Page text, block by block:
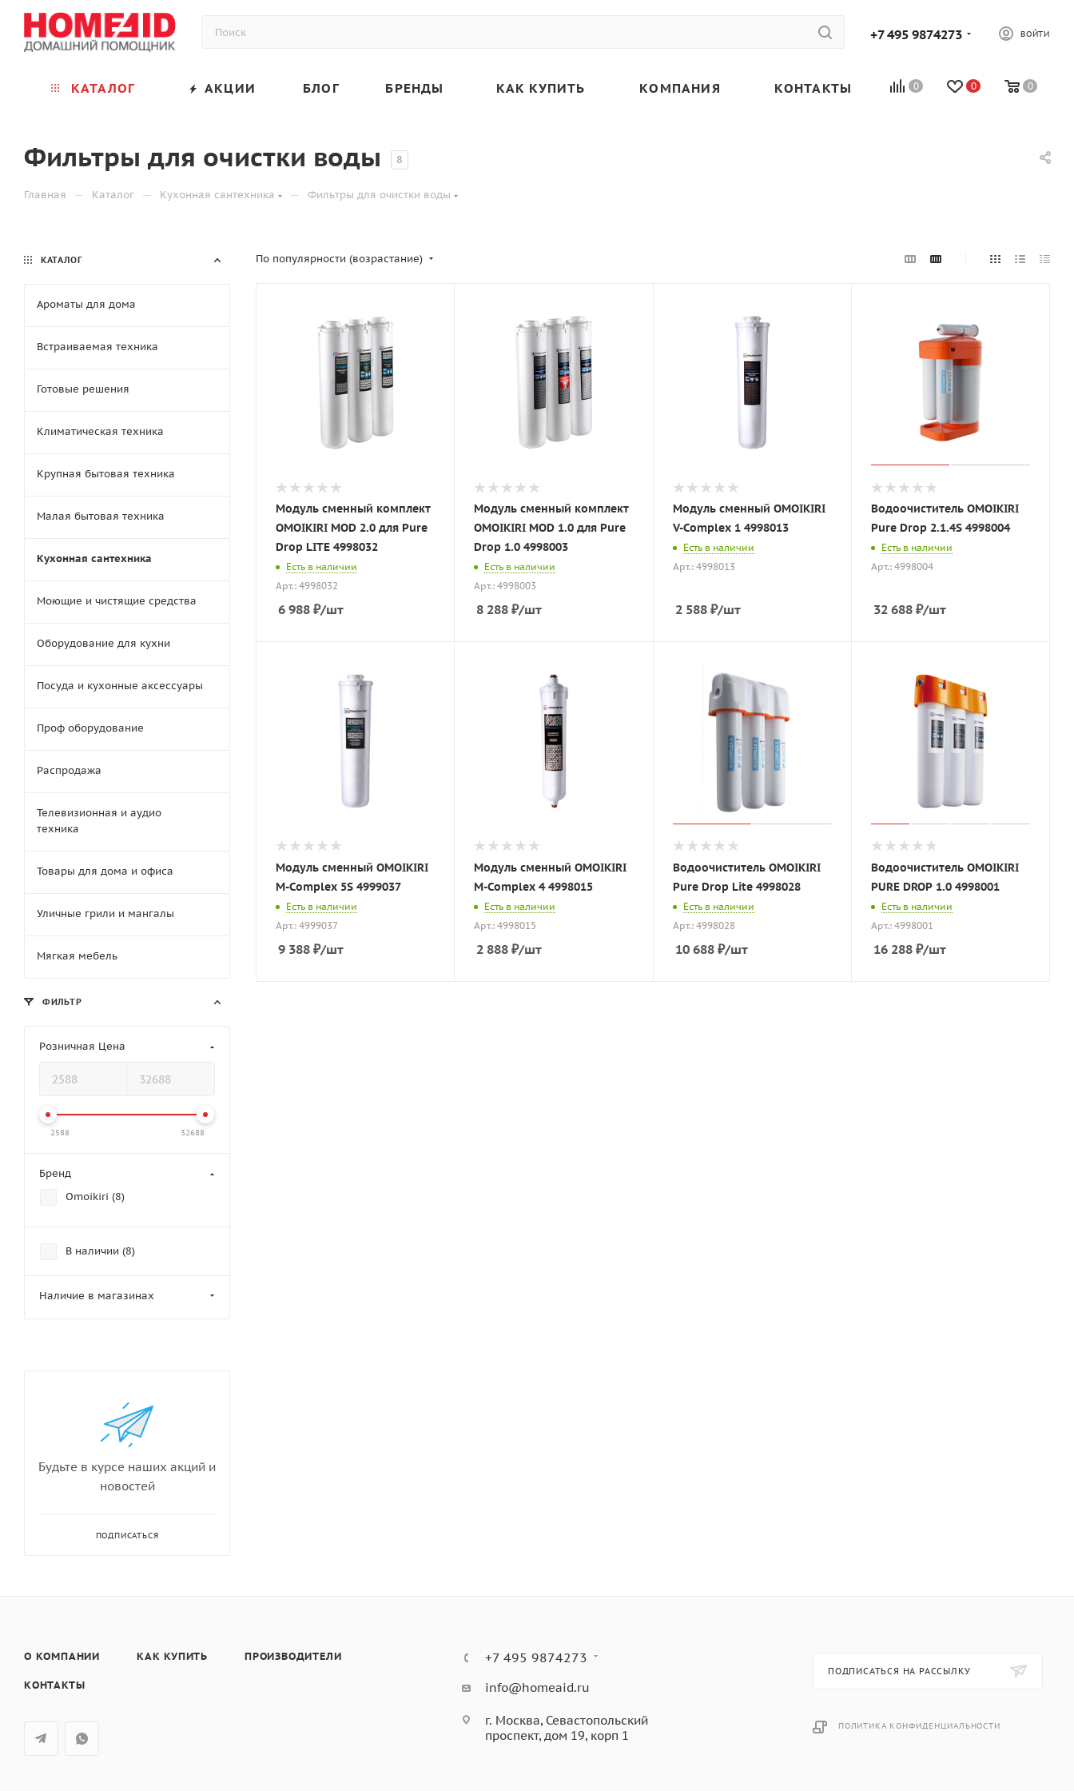
+7 495 9874273 ВОЙТИ
0 0 0
КАТАЛОГ АКЦИИ БЛОГ БРЕНДЫ КАК КУПИТЬ КОМПАНИЯ КОНТАКТЫ
Фильтры для очистки воды 8
Главная — Каталог — Кухонная сантехника — Фильтры для очистки воды
По популярности (возрастание)
Модуль сменный комплект
OMOIKIRI MOD 2.0 для Pure
Drop LITE 4998032
Есть в наличии
Арт.: 4998032
6 988 ₽/шт
Модуль сменный комплект
OMOIKIRI MOD 1.0 для Pure
Drop 1.0 4998003
Есть в наличии
Арт.: 4998003
8 288 ₽/шт
Модуль сменный OMOIKIRI
V-Complex 1 4998013
Есть в наличии
Арт.: 4998013
2 588₽/шт
Водоочиститель OMOIKIRI
Pure Drop 2.1.4S 4998004
Есть в наличии
Арт.: 4998004
32 688₽/шт
Модуль сменный OMOIKIRI
M-Complex 5S 4999037
Есть в наличии
Арт.: 4999037
9 388 ₽/шт
Модуль сменный OMOIKIRI
M-Complex 4 4998015
Есть в наличии
Арт.: 4998015
2 888 ₽/шт
Водоочиститель OMOIKIRI
Pure Drop Lite 4998028
Есть в наличии
Арт.: 4998028
10 688₽/шт
Водоочиститель OMOIKIRI
PURE DROP 1.0 4998001
Есть в наличии
Арт.: 4998001
16 288₽/шт
КАТАЛОГ
Ароматы для дома
Встраиваемая техника
Готовые решения
Климатическая техника
Крупная бытовая техника
Малая бытовая техника
Кухонная сантехника
Моющие и чистящие средства
Оборудование для кухни
Посуда и кухонные аксессуары
Проф оборудование
Распродажа
Телевизионная и аудио
техника
Товары для дома и офиса
Уличные грили и мангалы
Мягкая мебель
ФИЛЬТР
Розничная Цена
2588 32688
Бренд
Omoikiri (8)
В наличии (8)
Наличие в магазинах
Будьте в курсе наших акций и
новостей
ПОДПИСАТЬСЯ
О КОМПАНИИ КАК КУПИТЬ ПРОИЗВОДИТЕЛИ
КОНТАКТЫ
+7 495 9874273
info@homeaid.ru
г. Москва, Севастопольский
проспект, дом 19, корп 1
ПОДПИСАТЬСЯ НА РАССЫЛКУ
ПОЛИТИКА КОНФИДЕНЦИАЛЬНОСТИ